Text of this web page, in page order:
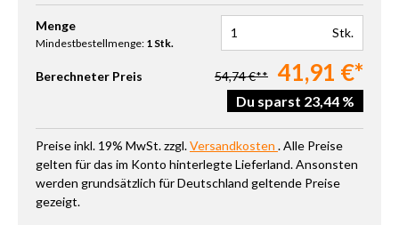
Produkt Anzahl: Gib den gewünschten Wert ein oder benutze
Menge
Mindestbestellmenge: 1 Stk.
Stk.
Berechneter Preis 54,74 €** 41,91 €*
Du sparst 23,44 %
Preise inkl. 19% MwSt. zzgl.Versandkosten . Alle Preise
gelten für das im Konto hinterlegte Lieferland. Ansonsten
werden grundsätzlich für Deutschland geltende Preise
gezeigt.